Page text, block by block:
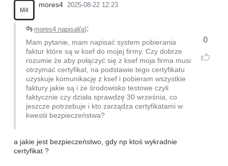
M4
mores4 2025-08-22 12:23
0
mores4 napisał(a):
Mam pytanie, mam napisać system pobierania
faktur które są w ksef do mojej firmy. Czy dobrze
rozumie że aby połączyć się z ksef moja firma musi
otrzymać certyfikat, na podstawie tego certyfikatu
uzyskuje komunikację z ksef i pobieram wszystkie
faktury jakie są i że środowisko testowe czyli
faktycznie czy działa sprawdzę 30 września, co
jeszcze potrzebuje i kto zarządza certyfikatami w
kwestii bezpieczeństwa?
a jakie jest bezpieczeństwo, gdy np ktoś wykradnie
certyfikat ?